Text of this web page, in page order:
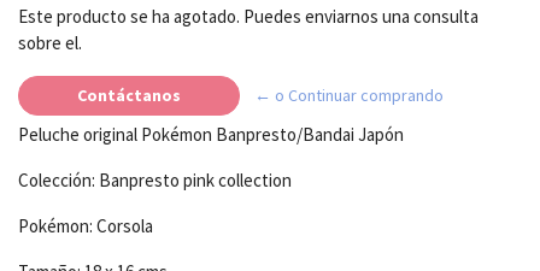
Este producto se ha agotado. Puedes enviarnos una consulta
sobre el.
Contáctanos ← o Continuar comprando
Peluche original Pokémon Banpresto/Bandai Japón
Colección: Banpresto pink collection
Pokémon: Corsola